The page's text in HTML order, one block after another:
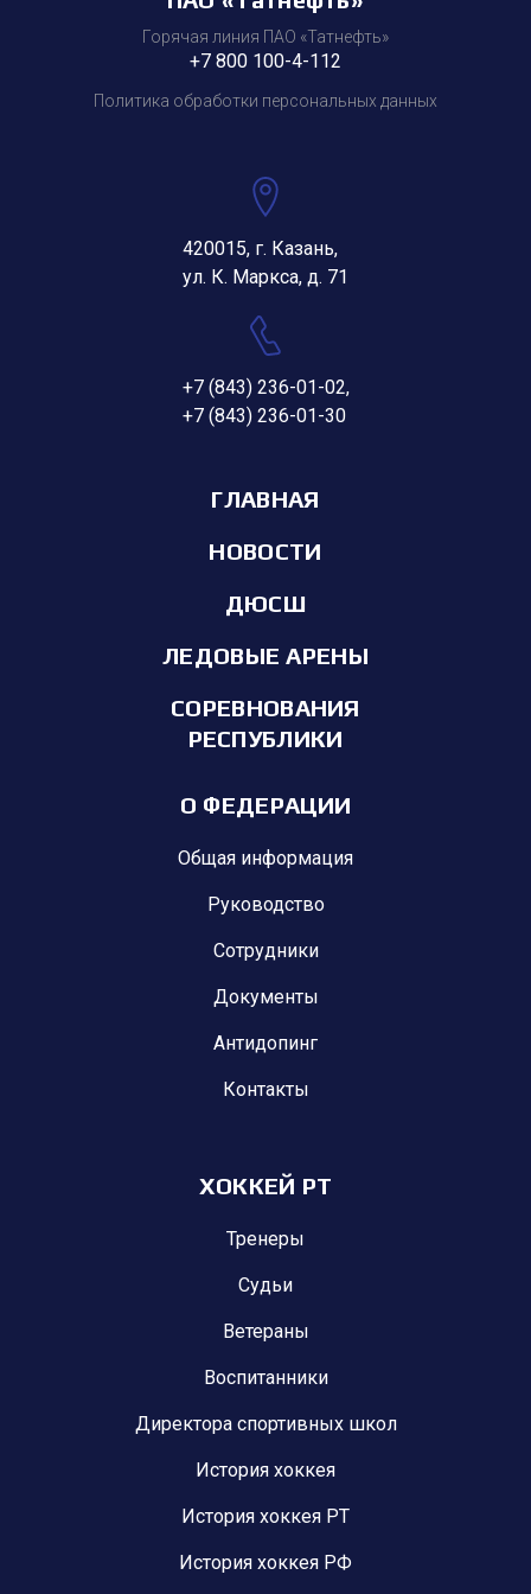
Горячая линия ПАО «Татнефть»
+7 800 100-4-112
Политика обработки персональных данных
420015, г. Казань,
ул. К. Маркса, д. 71
+7 (843) 236-01-02,
+7 (843) 236-01-30
ГЛАВНАЯ
НОВОСТИ
ДЮСШ
ЛЕДОВЫЕ АРЕНЫ
СОРЕВНОВАНИЯ
РЕСПУБЛИКИ
О ФЕДЕРАЦИИ
Общая информация
Руководство
Сотрудники
Документы
Антидопинг
Контакты
ХОККЕЙ РТ
Тренеры
Судьи
Ветераны
Воспитанники
Директора спортивных школ
История хоккея
История хоккея РТ
История хоккея РФ